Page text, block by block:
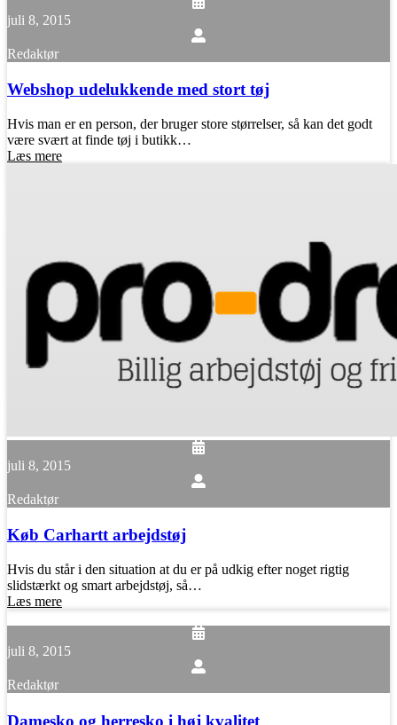
juli 8, 2015
Redaktør
Webshop udelukkende med stort tøj
Hvis man er en person, der bruger store størrelser, så kan det godt
være svært at finde tøj i butikk…
Læs mere
juli 8, 2015
Redaktør
Køb Carhartt arbejdstøj
Hvis du står i den situation at du er på udkig efter noget rigtig
slidstærkt og smart arbejdstøj, så…
Læs mere
juli 8, 2015
Redaktør
Damesko og herresko i høj kvalitet